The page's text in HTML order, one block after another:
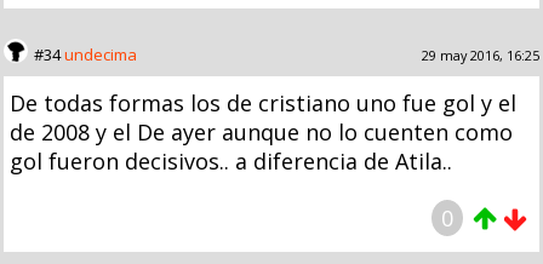
#34undecima 29 may 2016, 16:25
De todas formas los de cristiano uno fue gol y el
de 2008 y el De ayer aunque no lo cuenten como
gol fueron decisivos.. a diferencia de Atila..
0